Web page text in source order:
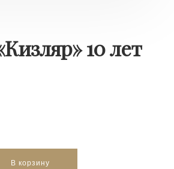
10 лет
В корзину